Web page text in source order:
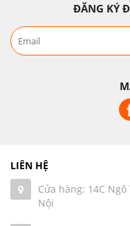
ĐĂNG KÝ
LIÊN HỆ
Cửa hàng: 14C
Nội